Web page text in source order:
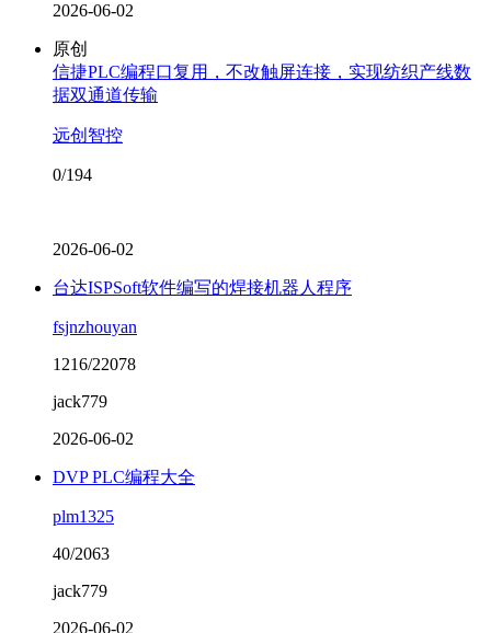
2026-06-02
原创
信捷PLC编程口复用，不改触屏连接，实现纺织产线数
据双通道传输
远创智控
0/194
2026-06-02
台达ISPSoft软件编写的焊接机器人程序
fsjnzhouyan
1216/22078
jack779
2026-06-02
DVP PLC编程大全
plm1325
40/2063
jack779
2026-06-02